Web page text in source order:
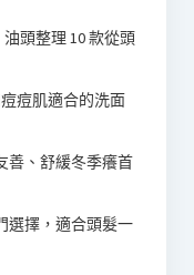
油頭整理 10 款從頭
痘肌適合的洗面
善、舒緩冬季癢首
選擇，適合頭髮一